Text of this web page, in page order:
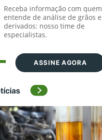
Receba informação com quem
entende de análise de grãos e
derivados: nosso time de
especialistas.
ASSINE AGORA